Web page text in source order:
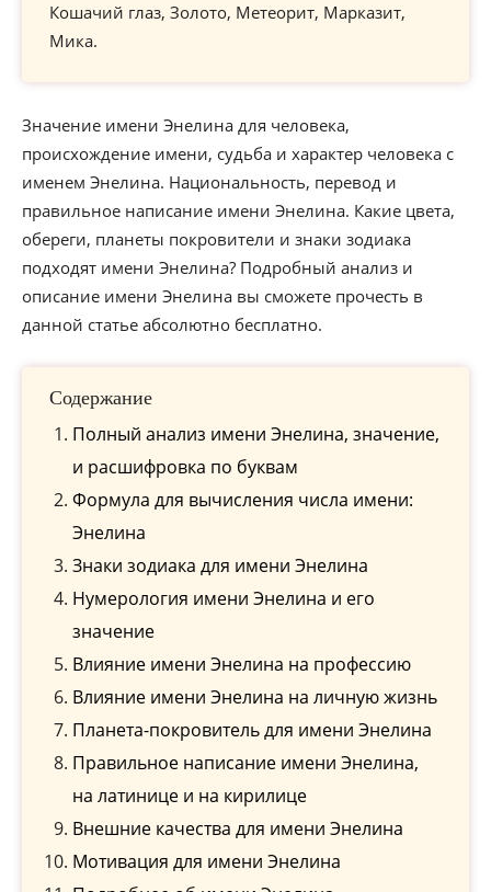
Кошачий глаз, Золото, Метеорит, Марказит,
Мика.
Значение имени Энелина для человека,
происхождение имени, судьба и характер человека с
именем Энелина. Национальность, перевод и
правильное написание имени Энелина. Какие цвета,
обереги, планеты покровители и знаки зодиака
подходят имени Энелина? Подробный анализ и
описание имени Энелина вы сможете прочесть в
данной статье абсолютно бесплатно.
Содержание
Полный анализ имени Энелина, значение,
и расшифровка по буквам
Формула для вычисления числа имени:
Энелина
Знаки зодиака для имени Энелина
Нумерология имени Энелина и его
значение
Влияние имени Энелина на профессию
Влияние имени Энелина на личную жизнь
Планета-покровитель для имени Энелина
Правильное написание имени Энелина,
на латинице и на кирилице
Внешние качества для имени Энелина
Мотивация для имени Энелина